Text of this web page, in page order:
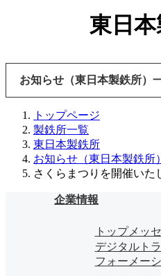
東日
お知らせ（東日本製鉄所）
トップページ
製鉄所一覧
東日本製鉄所
お知らせ（東日本製鉄所
さくらまつりを開催いた
企業情報
トップメッ
デジタルト
フォーメー